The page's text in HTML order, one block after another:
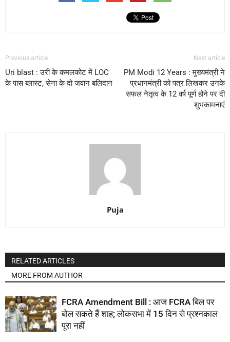
Previous article
Uri blast : उरी के कमलकोट में LOC
के पास ब्लास्ट, सेना के दो जवान बलिदान
Next article
PM Modi 12 Years : मुख्यमंत्री ने
प्रधानमंत्री को पत्र लिखकर उनके
सफल नेतृत्व के 12 वर्ष पूर्ण होने पर दी
शुभकामनाएं
Puja
RELATED ARTICLES
MORE FROM AUTHOR
FCRA Amendment Bill : आज FCRA बिल पर
बोल सकते हैं शाह; लोकसभा में 15 दिन से प्रश्नकाल
पूरा नहीं